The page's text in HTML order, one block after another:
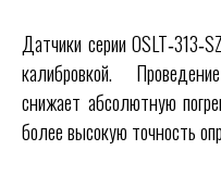
Датчики серии
калибровкой.
снижает абсолютную
более высокую точность